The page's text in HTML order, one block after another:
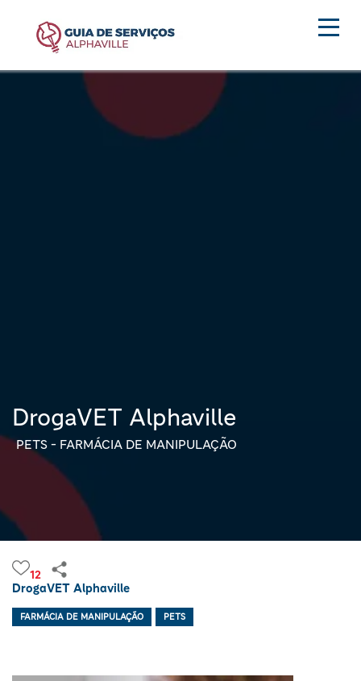
DrogaVET Alphaville
PETS - FARMÁCIA DE MANIPULAÇÃO
12
DrogaVET Alphaville
FARMÁCIA DE MANIPULAÇÃO PETS